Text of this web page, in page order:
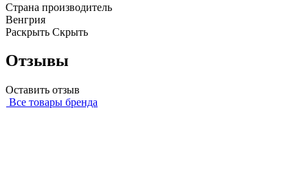
Страна производитель
Венгрия
Раскрыть Скрыть
Отзывы
Оставить отзыв
Все товары бренда